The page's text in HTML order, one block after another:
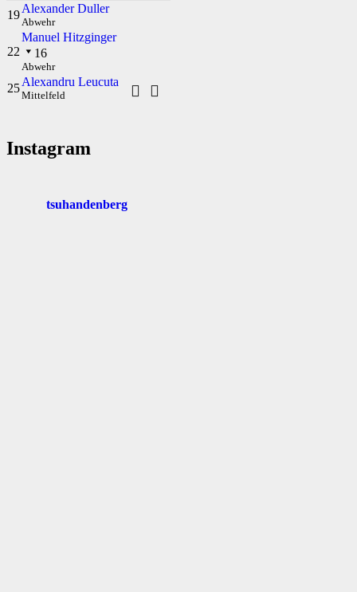
19Alexander Duller
Abwehr
22
Manuel Hitzginger
16
Abwehr
25Alexandru Leucuta
Mittelfeld
Instagram
tsuhandenberg